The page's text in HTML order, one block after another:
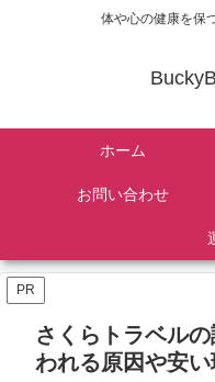
体や心の健康を保
ホーム
お問い合わせ
PR
さくらトラベル
われる原因や安